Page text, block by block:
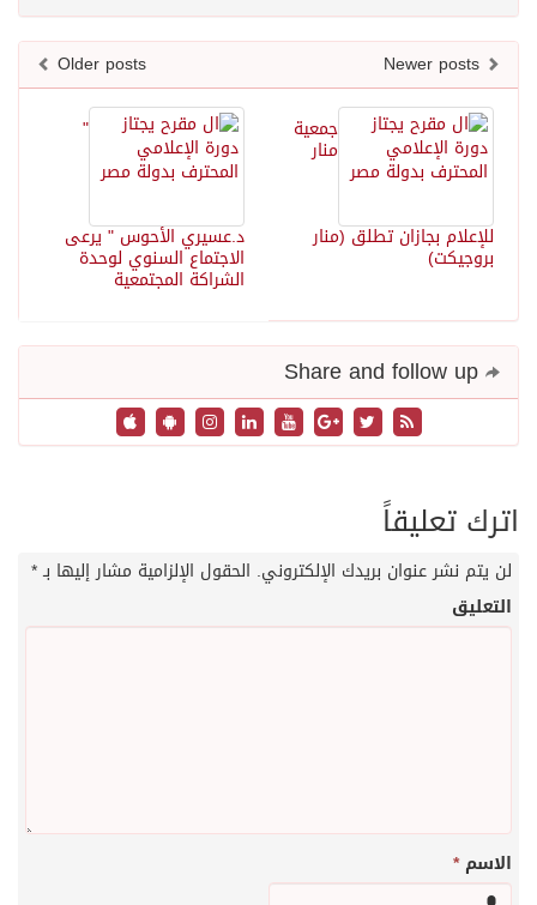
"
د.عسيري الأحوس " يرعى
الاجتماع السنوي لوحدة
الشراكة المجتمعية
جمعية
منار
بجازان تطلق (منار
عنوان بريدك الإلكتروني.الحقول الإلزامية مشار إليها بـ *